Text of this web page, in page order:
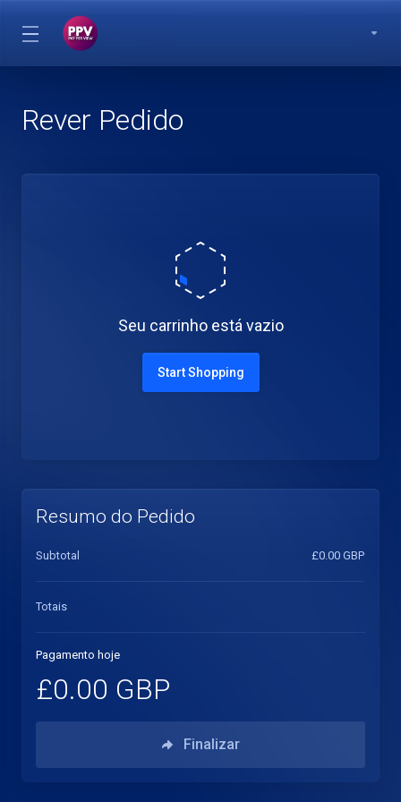
Rever Pedido
Seu carrinho está vazio
Start Shopping
Resumo do Pedido
Subtotal £0.00 GBP
Totais
Pagamento hoje
£0.00 GBP
Finalizar